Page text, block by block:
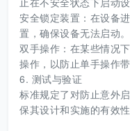
安全锁定装置：在设备
置，确保设备无法启动。
双手操作：在某些情况
操作，以防止单手操作
6. 测试与验证
标准规定了对防止意外
保其设计和实施的有效